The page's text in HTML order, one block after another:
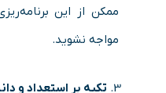
ممکن از این
مواجه نشوید.
تکیه‌ بر استعداد و